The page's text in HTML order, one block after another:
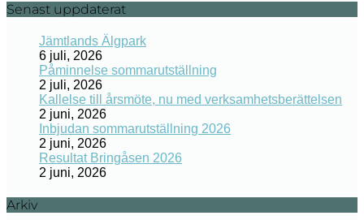
Senast uppdaterat
Jämtlands Älgpark
6 juli, 2026
Påminnelse sommarutställning
2 juli, 2026
Kallelse till årsmöte, nu med verksamhetsberättelsen
2 juni, 2026
Inbjudan sommarutställning 2026
2 juni, 2026
Resultat Bringåsen 2026
2 juni, 2026
Arkiv